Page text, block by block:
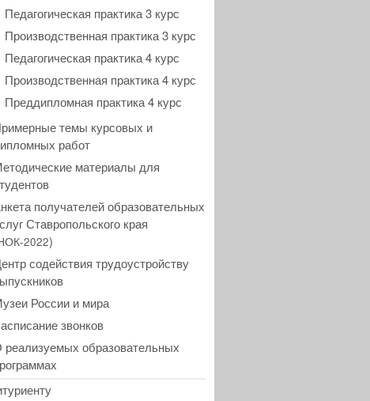
Педагогическая практика 3 курс
Производственная практика 3 курс
Педагогическая практика 4 курс
Производственная практика 4 курс
Преддипломная практика 4 курс
темы курсовых и
работ
материалы для
получателей образовательных
Ставропольского края
2022)
содействия трудоустройству
России и мира
звонков
реализуемых образовательных